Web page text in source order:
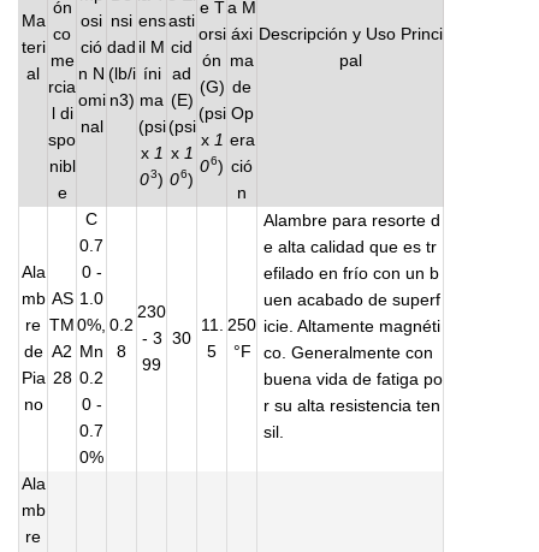
Ma
teri
al
ón
co
me
rcia
l di
spo
nibl
e
osi
ció
n N
omi
nal
nsi
dad
(lb/i
n3)
ens
il M
íni
ma
(psi
x 1
03)
asti
cid
ad
(E)
(psi
x 1
06)
e T
orsi
ón
(G)
(psi
x 1
06)
a M
áxi
ma
de
Op
era
ció
n
Descripción y Uso Princi
pal
Ala
mb
re
de
Pia
no
AS
TM
A2
28
C
0.7
0 -
1.0
0%,
Mn
0.2
0 -
0.7
0%
0.2
8
230
- 3
99
30
11.
5
250
°F
Alambre para resorte d
e alta calidad que es tr
efilado en frío con un b
uen acabado de superf
icie. Altamente magnéti
co. Generalmente con
buena vida de fatiga po
r su alta resistencia ten
sil.
Ala
mb
re